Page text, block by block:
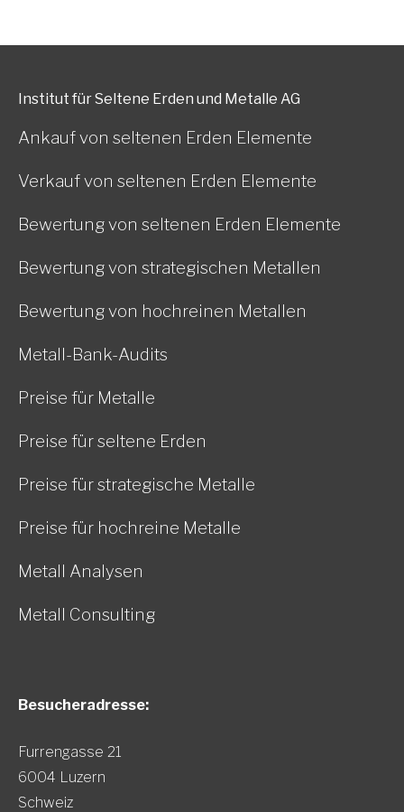
Institut für Seltene Erden und Metalle AG
Ankauf von seltenen Erden Elemente
Verkauf von seltenen Erden Elemente
Bewertung von seltenen Erden Elemente
Bewertung von strategischen Metallen
Bewertung von hochreinen Metallen
Metall-Bank-Audits
Preise für Metalle
Preise für seltene Erden
Preise für strategische Metalle
Preise für hochreine Metalle
Metall Analysen
Metall Consulting
Besucheradresse:
Furrengasse 21
6004 Luzern
Schweiz